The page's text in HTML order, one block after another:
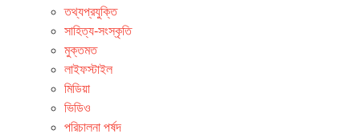
তথ্যপ্রযুক্তি
সাহিত্য-সংস্কৃতি
মুক্তমত
লাইফস্টাইল
মিডিয়া
ভিডিও
পরিচালনা পর্ষদ